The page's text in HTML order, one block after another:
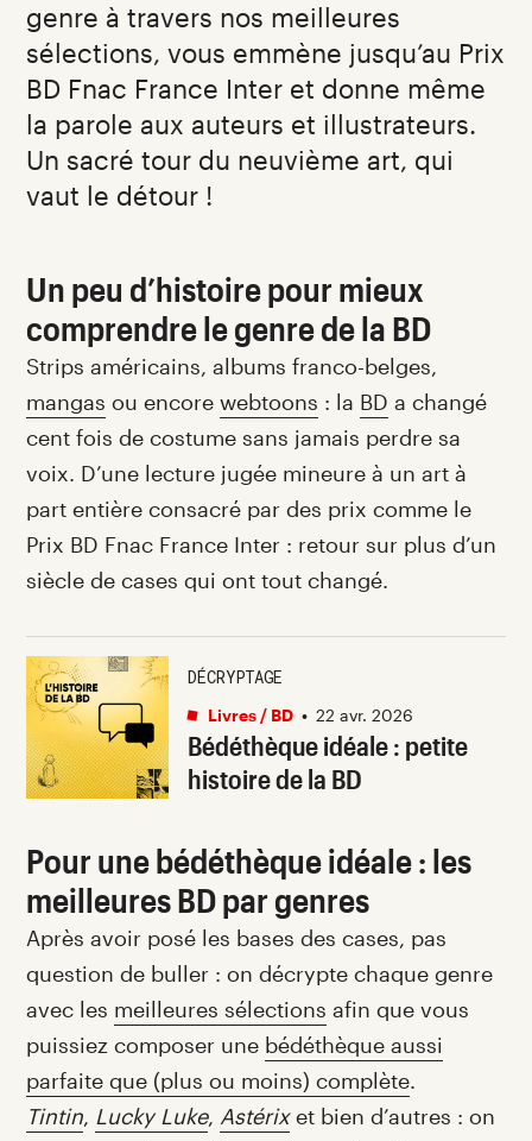
genre à travers nos meilleures
sélections, vous emmène jusqu’au Prix
BD Fnac France Inter et donne même
la parole aux auteurs et illustrateurs.
Un sacré tour du neuvième art, qui
vaut le détour !
Un peu d’histoire pour mieux
comprendre le genre de la BD
Strips américains, albums franco-belges,
mangas ou encore webtoons : la BD a changé
cent fois de costume sans jamais perdre sa
voix. D’une lecture jugée mineure à un art à
part entière consacré par des prix comme le
Prix BD Fnac France Inter : retour sur plus d’un
siècle de cases qui ont tout changé.
Bédéthèque idéale : petite
histoire de la BD
DÉCRYPTAGE
Livres / BD • 22 avr. 2026
Pour une bédéthèque idéale : les
meilleures BD par genres
Après avoir posé les bases des cases, pas
question de buller : on décrypte chaque genre
avec les meilleures sélections afin que vous
puissiez composer une bédéthèque aussi
parfaite que (plus ou moins) complète.
Tintin, Lucky Luke, Astérixet bien d’autres : on